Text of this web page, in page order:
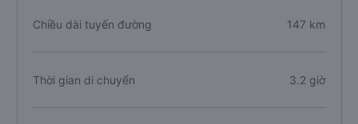
Chiều dài tuyến đường 147 km
Thời gian di chuyển 3.2 giờ